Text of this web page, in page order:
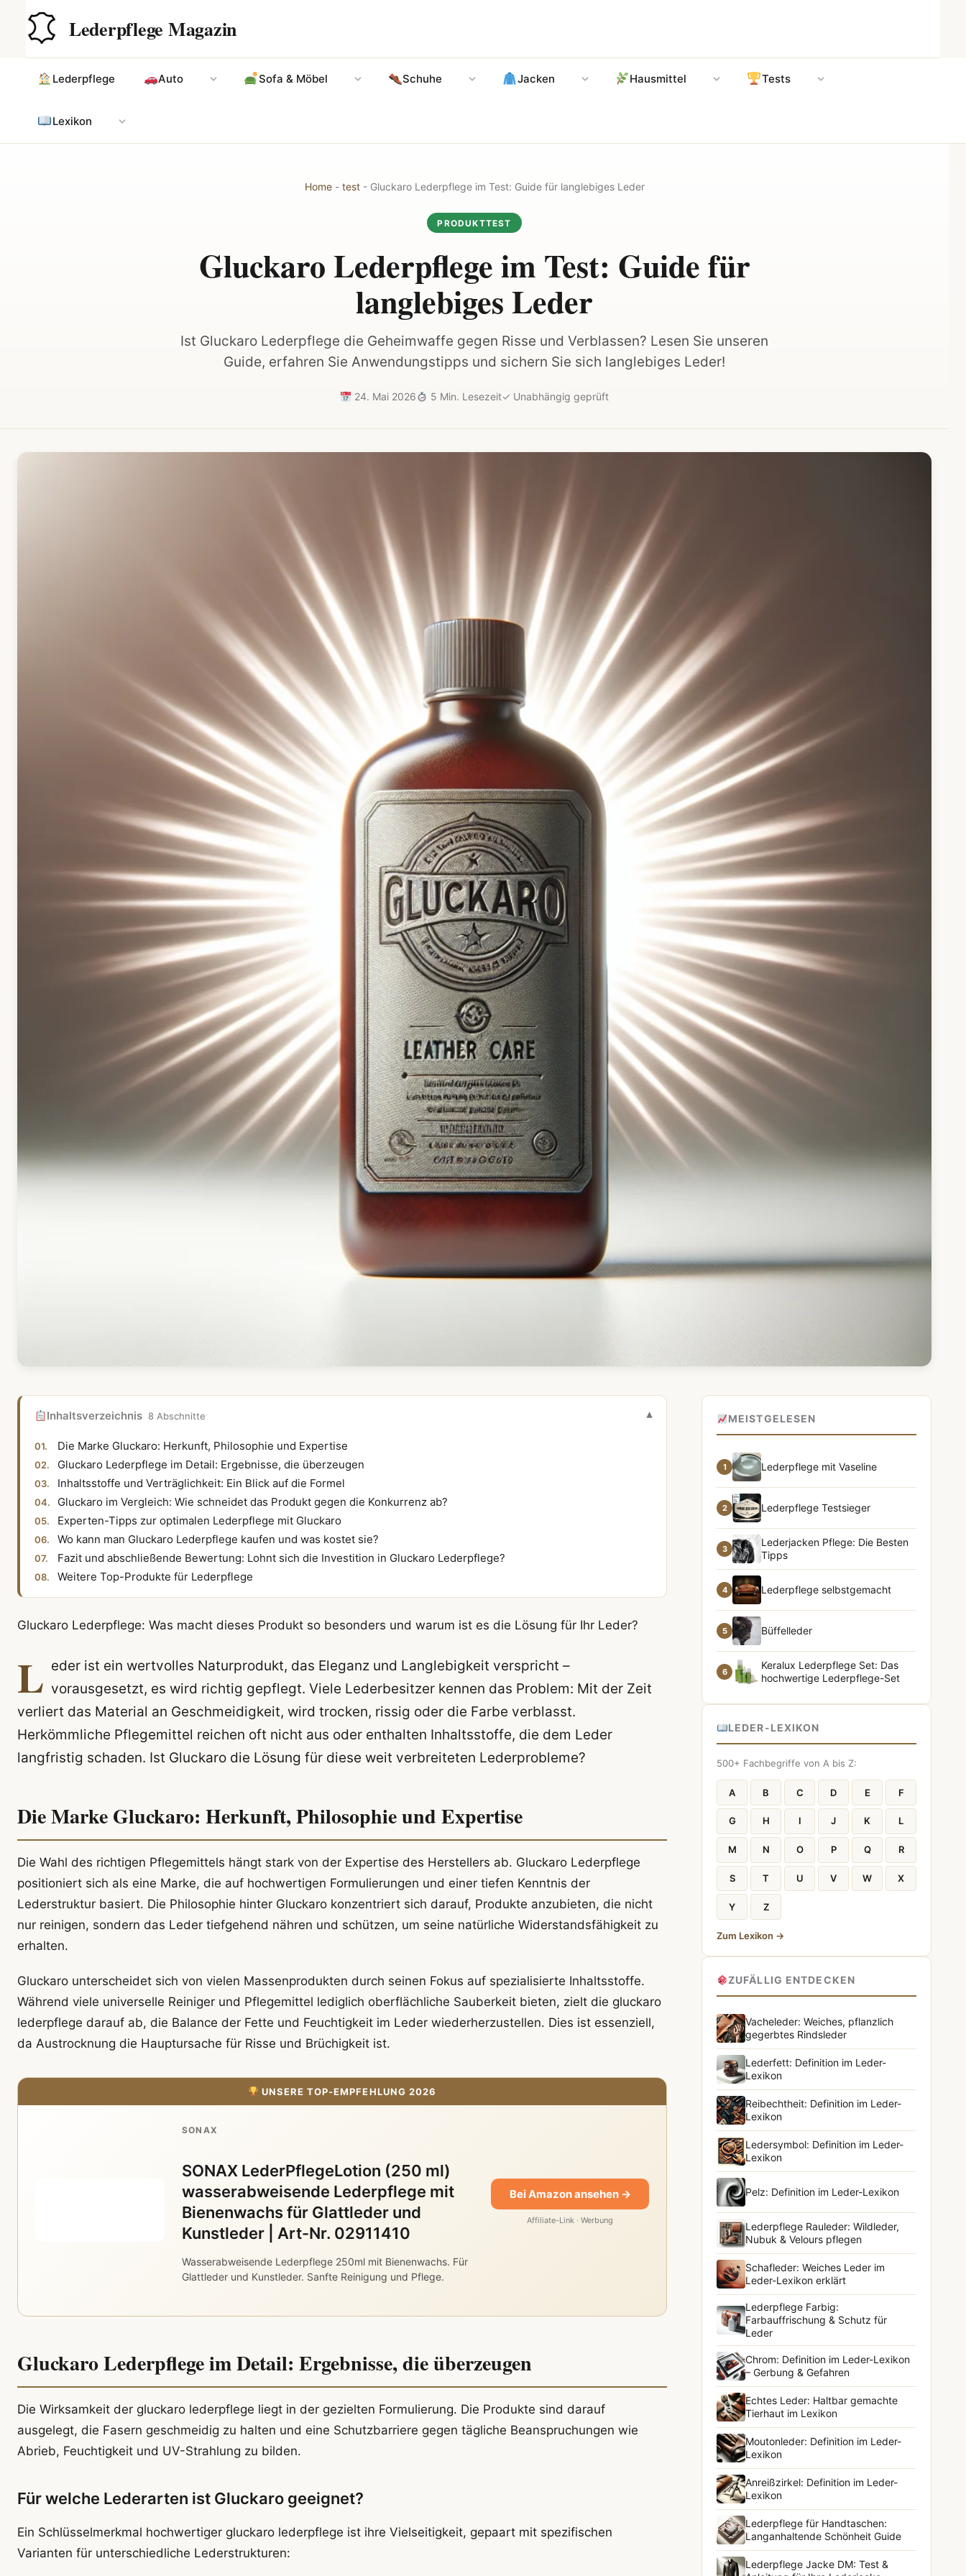
springen
Lederpflege Magazin
Lederpflege Auto Sofa & Möbel Schuhe Jacken Hausmittel Tests
Lexikon
Hauptinhalt
Home- test- Gluckaro Lederpflege im Test: Guide für langlebiges Leder
PRODUKTTEST
Gluckaro Lederpflege im Test: Guide für
langlebiges Leder
Ist Gluckaro Lederpflege die Geheimwaffe gegen Risse und Verblassen? Lesen Sie unseren
Guide, erfahren Sie Anwendungstipps und sichern Sie sich langlebiges Leder!
24. Mai 2026 5 Min. Lesezeit✓ Unabhängig geprüft
Inhaltsverzeichnis 8 Abschnitte
Die Marke Gluckaro: Herkunft, Philosophie und Expertise
Gluckaro Lederpflege im Detail: Ergebnisse, die überzeugen
Inhaltsstoffe und Verträglichkeit: Ein Blick auf die Formel
Gluckaro im Vergleich: Wie schneidet das Produkt gegen die Konkurrenz ab?
Experten-Tipps zur optimalen Lederpflege mit Gluckaro
Wo kann man Gluckaro Lederpflege kaufen und was kostet sie?
Fazit und abschließende Bewertung: Lohnt sich die Investition in Gluckaro Lederpflege?
Weitere Top-Produkte für Lederpflege
Gluckaro Lederpflege: Was macht dieses Produkt so besonders und warum ist es die Lösung für Ihr Leder?
L eder ist ein wertvolles Naturprodukt, das Eleganz und Langlebigkeit verspricht –
vorausgesetzt, es wird richtig gepflegt. Viele Lederbesitzer kennen das Problem: Mit der Zeit
verliert das Material an Geschmeidigkeit, wird trocken, rissig oder die Farbe verblasst.
Herkömmliche Pflegemittel reichen oft nicht aus oder enthalten Inhaltsstoffe, die dem Leder
langfristig schaden. Ist Gluckaro die Lösung für diese weit verbreiteten Lederprobleme?
Die Marke Gluckaro: Herkunft, Philosophie und Expertise
Die Wahl des richtigen Pflegemittels hängt stark von der Expertise des Herstellers ab. Gluckaro Lederpflege
positioniert sich als eine Marke, die auf hochwertigen Formulierungen und einer tiefen Kenntnis der
Lederstruktur basiert. Die Philosophie hinter Gluckaro konzentriert sich darauf, Produkte anzubieten, die nicht
nur reinigen, sondern das Leder tiefgehend nähren und schützen, um seine natürliche Widerstandsfähigkeit zu
erhalten.
Gluckaro unterscheidet sich von vielen Massenprodukten durch seinen Fokus auf spezialisierte Inhaltsstoffe.
Während viele universelle Reiniger und Pflegemittel lediglich oberflächliche Sauberkeit bieten, zielt die gluckaro
lederpflege darauf ab, die Balance der Fette und Feuchtigkeit im Leder wiederherzustellen. Dies ist essenziell,
da Austrocknung die Hauptursache für Risse und Brüchigkeit ist.
UNSERE TOP-EMPFEHLUNG 2026
SONAX
SONAX LederPflegeLotion (250 ml)
wasserabweisende Lederpflege mit
Bienenwachs für Glattleder und
Kunstleder | Art-Nr. 02911410
Wasserabweisende Lederpflege 250ml mit Bienenwachs. Für
Glattleder und Kunstleder. Sanfte Reinigung und Pflege.
Bei Amazon ansehen →
Affiliate-Link · Werbung
Gluckaro Lederpflege im Detail: Ergebnisse, die überzeugen
Die Wirksamkeit der gluckaro lederpflege liegt in der gezielten Formulierung. Die Produkte sind darauf
ausgelegt, die Fasern geschmeidig zu halten und eine Schutzbarriere gegen tägliche Beanspruchungen wie
Abrieb, Feuchtigkeit und UV-Strahlung zu bilden.
Für welche Lederarten ist Gluckaro geeignet?
Ein Schlüsselmerkmal hochwertiger gluckaro lederpflege ist ihre Vielseitigkeit, gepaart mit spezifischen
Varianten für unterschiedliche Lederstrukturen:
MEISTGELESEN
1 Lederpflege mit Vaseline
2 Lederpflege Testsieger
3
Lederjacken Pflege: Die Besten
Tipps
4 Lederpflege selbstgemacht
5 Büffelleder
6
Keralux Lederpflege Set: Das
hochwertige Lederpflege-Set
LEDER-LEXIKON
500+ Fachbegriffe von A bis Z:
A B C D E F
G H I J K L
M N O P Q R
S T U V W X
Y Z
Zum Lexikon →
ZUFÄLLIG ENTDECKEN
Vacheleder: Weiches, pflanzlich
gegerbtes Rindsleder
Lederfett: Definition im Leder-
Lexikon
Reibechtheit: Definition im Leder-
Lexikon
Ledersymbol: Definition im Leder-
Lexikon
Pelz: Definition im Leder-Lexikon
Lederpflege Rauleder: Wildleder,
Nubuk & Velours pflegen
Schafleder: Weiches Leder im
Leder-Lexikon erklärt
Lederpflege Farbig:
Farbauffrischung & Schutz für
Leder
Chrom: Definition im Leder-Lexikon
– Gerbung & Gefahren
Echtes Leder: Haltbar gemachte
Tierhaut im Lexikon
Moutonleder: Definition im Leder-
Lexikon
Anreißzirkel: Definition im Leder-
Lexikon
Lederpflege für Handtaschen:
Langanhaltende Schönheit Guide
Lederpflege Jacke DM: Test &